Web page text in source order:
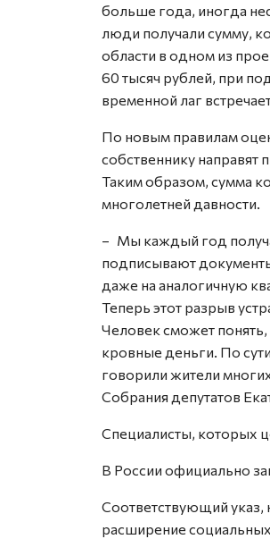
больше года, иногда
люди получали сумму,
области в одном из
60 тысяч рублей, при
временной лаг
По новым правилам
собственнику направят
Таким образом, сумма
многолетней давности.
– Мы каждый год
подписывают
даже на аналогичную
Теперь этот разрыв
Человек сможет понять,
кровные деньги. По
говорили жители
Собрания депутатов
Специалисты, которых
В России официально
Соответствующий указ,
расширение